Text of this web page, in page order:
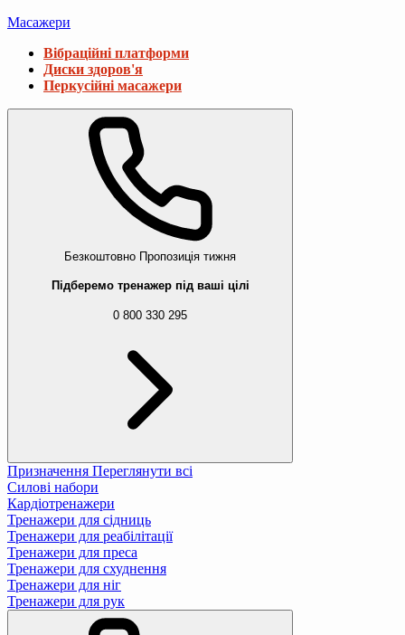
Масажери
Вібраційні платформи
Диски здоров'я
Перкусійні масажери
Безкоштовно Пропозиція тижня
Підберемо тренажер під ваші цілі
0 800 330 295
Призначення Переглянути всі
Силові набори
Кардіотренажери
Тренажери для сідниць
Тренажери для реабілітації
Тренажери для преса
Тренажери для схуднення
Тренажери для ніг
Тренажери для рук